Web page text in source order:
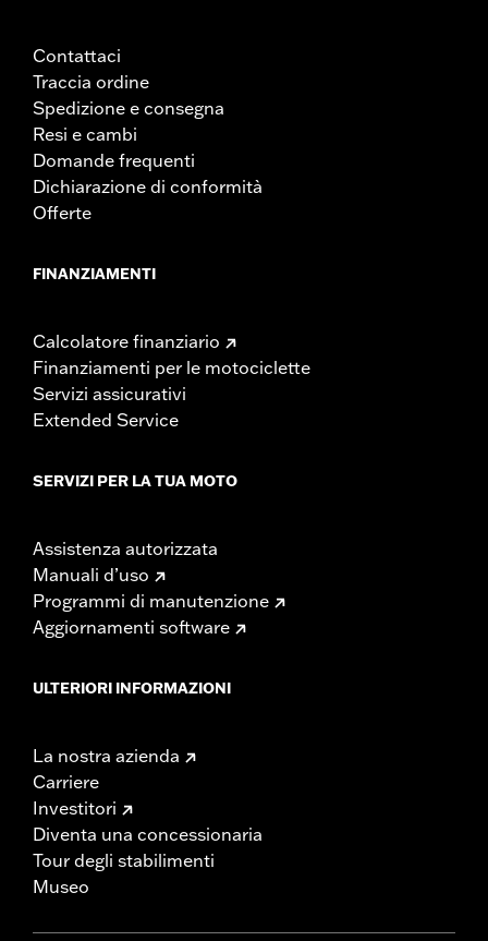
Contattaci
Traccia ordine
Spedizione e consegna
Resi e cambi
Domande frequenti
Dichiarazione di conformità
Offerte
FINANZIAMENTI
Calcolatore finanziario
Finanziamenti per le motociclette
Servizi assicurativi
Extended Service
SERVIZI PER LA TUA MOTO
Assistenza autorizzata
Manuali d’uso
Programmi di manutenzione
Aggiornamenti software
ULTERIORI INFORMAZIONI
La nostra azienda
Carriere
Investitori
Diventa una concessionaria
Tour degli stabilimenti
Museo